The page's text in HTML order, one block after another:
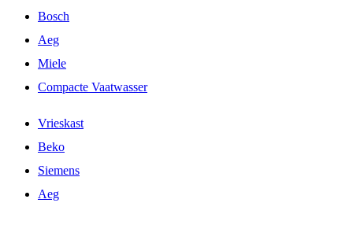
Bosch
Aeg
Miele
Compacte Vaatwasser
Vrieskast
Beko
Siemens
Aeg